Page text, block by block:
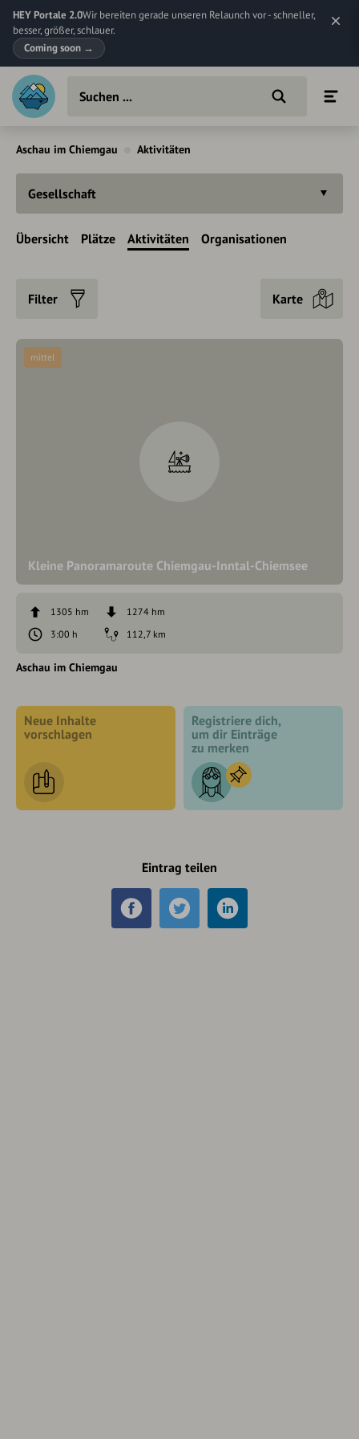
HEY Portale 2.0Wir bereiten gerade unseren Relaunch vor - schneller,
besser, größer, schlauer.
Coming soon →
Aschau im Chiemgau Aktivitäten
Gesellschaft
Übersicht Plätze Aktivitäten Organisationen
Filter Karte
Kleine Panoramaroute Chiemgau-Inntal-Chiemsee
mittel
1305 hm
1274 hm
3:00 h
112,7 km
Aschau im Chiemgau
Neue Inhalte
vorschlagen
Registriere dich,
um dir Einträge
zu merken
Eintrag teilen